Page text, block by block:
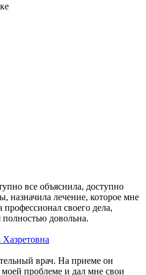
все объяснила, доступно
назначила лечение, которое мне
своего дела,
довольна.
врач. На приеме он
проблеме и дал мне свои